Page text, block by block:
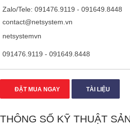
Zalo/Tele: 091476.9119 - 091649.8448
contact@netsystem.vn
netsystemvn
091476.9119 - 091649.8448
ĐẶT MUA NGAY TÀI LIỆU
THÔNG SỐ KỸ THUẬT